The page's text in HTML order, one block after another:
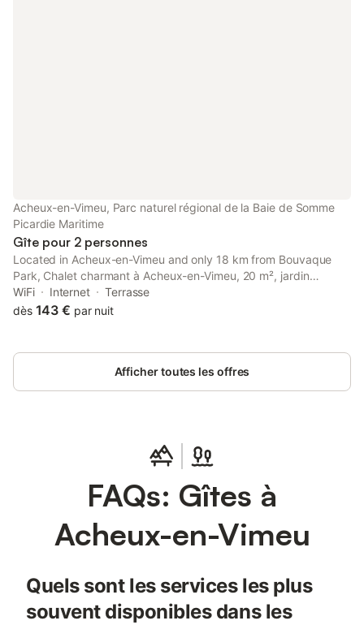
Acheux-en-Vimeu, Parc naturel régional de la Baie de Somme
Picardie Maritime
Gîte pour 2 personnes
Located in Acheux-en-Vimeu and only 18 km from Bouvaque
Park, Chalet charmant à Acheux-en-Vimeu, 20 m², jardin
provides accommodation with garden views, free WiFi and free
private parking. This chalet offers a garden as well as a terrace.
WiFi Internet
Terrasse
dès 143 € par nuit
Afficher toutes les offres
FAQs: Gîtes à
Acheux-en-Vimeu
Quels sont les services les plus
souvent disponibles dans les